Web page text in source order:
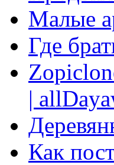
Малые
Где
|
Как